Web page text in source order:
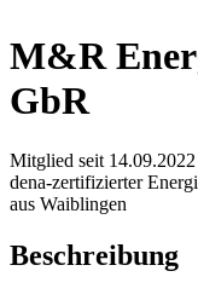
M&R
GbR
Mitglied seit 14.09.2022
dena-zertifizierter
aus Waiblingen
Beschreibung